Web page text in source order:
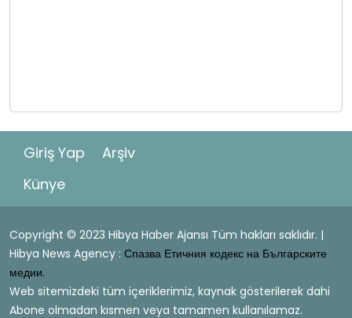
Giriş Yap
Arşiv
Künye
Copyright © 2023 Hibya Haber Ajansı Tüm hakları saklıdır. |
Hibya News Agency : Спазва Етичния кодекс на Българските
медии.
Web sitemizdeki tüm içeriklerimiz, kaynak gösterilerek dahi
Abone olmadan kısmen veya tamamen kullanılamaz.